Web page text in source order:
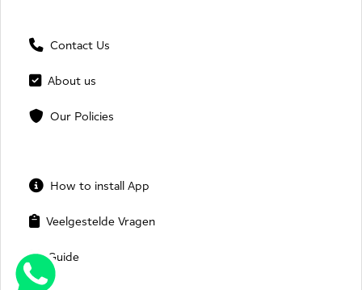
Contact Us
About us
Our Policies
How to install App
Veelgestelde Vragen
Guide